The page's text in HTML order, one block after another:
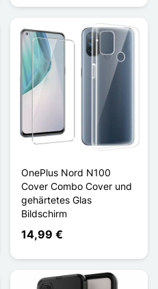
OnePlus Nord N100
Cover Combo Cover und
gehärtetes Glas
Bildschirm
14,99 €